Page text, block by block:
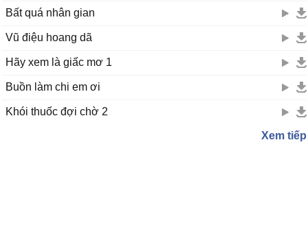
Bất quá nhân gian
Vũ điệu hoang dã
Hãy xem là giấc mơ 1
Buồn làm chi em ơi
Khói thuốc đợi chờ 2
Xem tiếp